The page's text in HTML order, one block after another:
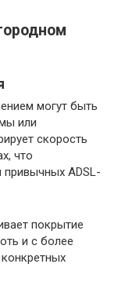
могут быть
или
скорость
что
привычных ADSL-
покрытие
и с более